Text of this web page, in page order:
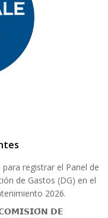
registrar el Panel de
de Gastos (DG) en el
2026.
𝗗𝗘